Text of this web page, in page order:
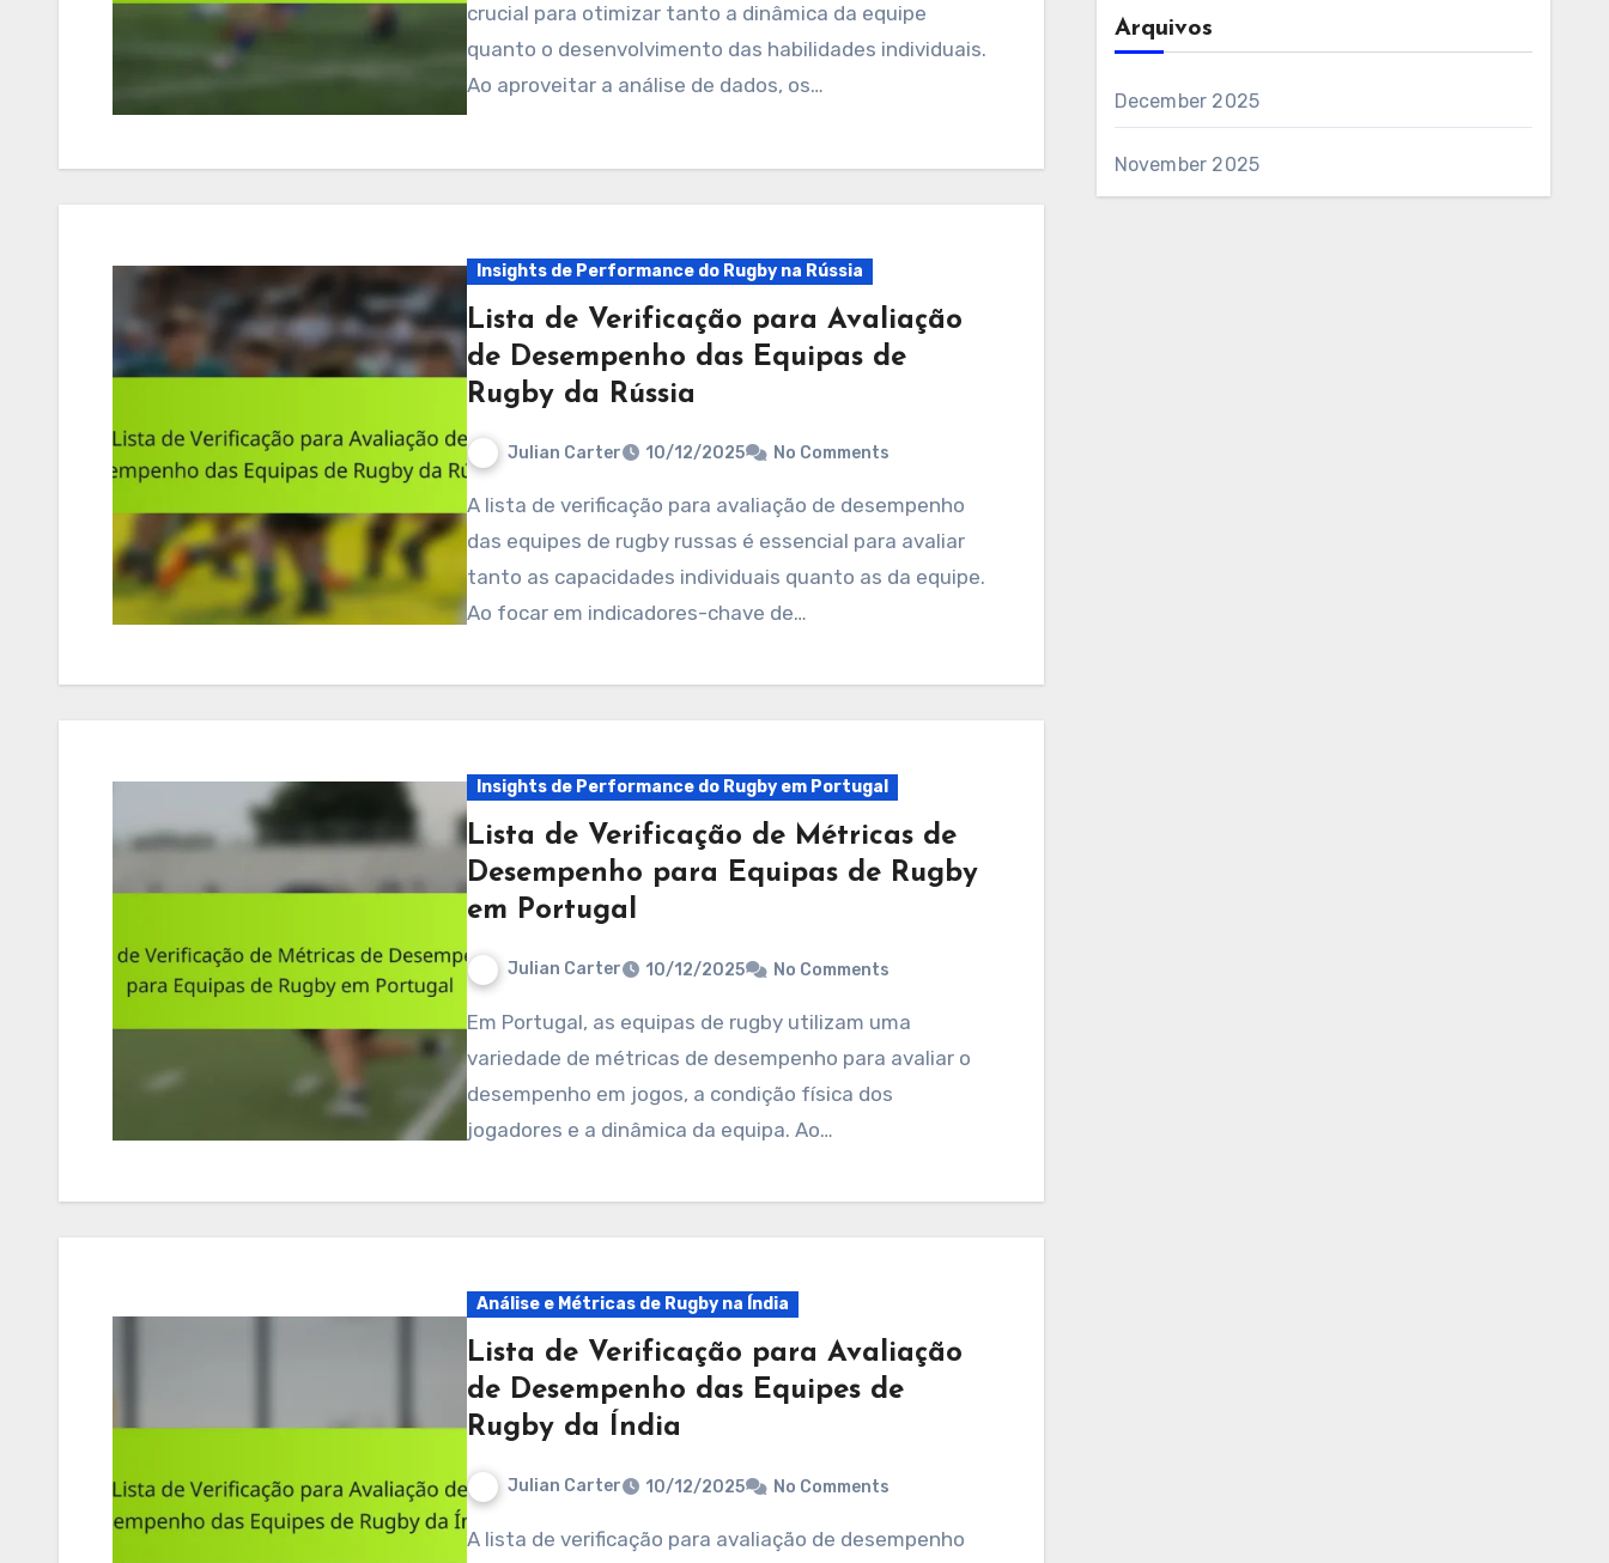
crucial para otimizar tanto a dinâmica da equipe
quanto o desenvolvimento das habilidades individuais.
Ao aproveitar a análise de dados, os…
Insights de Performance do Rugby na Rússia
Lista de Verificação para Avaliação
de Desempenho das Equipas de
Rugby da Rússia
Julian Carter 10/12/2025 No Comments
A lista de verificação para avaliação de desempenho
das equipes de rugby russas é essencial para avaliar
tanto as capacidades individuais quanto as da equipe.
Ao focar em indicadores-chave de…
Insights de Performance do Rugby em Portugal
Lista de Verificação de Métricas de
Desempenho para Equipas de Rugby
em Portugal
Julian Carter 10/12/2025 No Comments
Em Portugal, as equipas de rugby utilizam uma
variedade de métricas de desempenho para avaliar o
desempenho em jogos, a condição física dos
jogadores e a dinâmica da equipa. Ao…
Análise e Métricas de Rugby na Índia
Lista de Verificação para Avaliação
de Desempenho das Equipes de
Rugby da Índia
Julian Carter 10/12/2025 No Comments
A lista de verificação para avaliação de desempenho
Arquivos
December 2025
November 2025